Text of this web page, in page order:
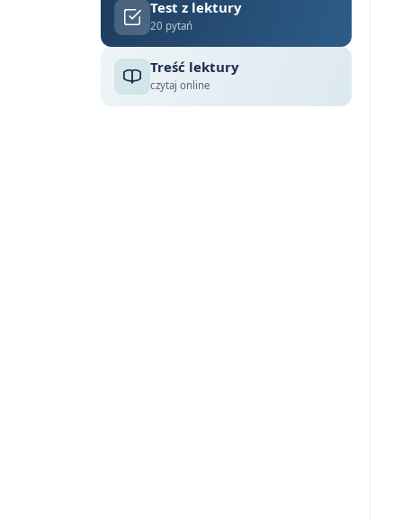
Test z lektury
20 pytań
Treść lektury
czytaj online